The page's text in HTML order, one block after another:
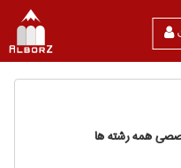
همه رشته ها